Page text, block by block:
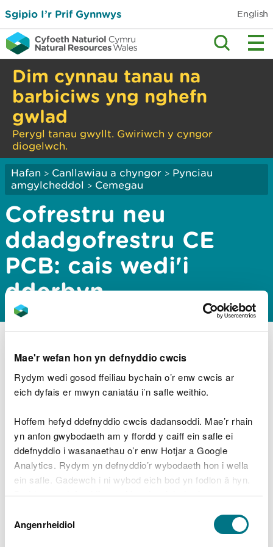
Mae'r wefan hon yn defnyddio cwcis
Rydym wedi gosod ffeiliau bychain o’r enw cwcis ar
eich dyfais er mwyn caniatáu i’n safle weithio.
Hoffem hefyd ddefnyddio cwcis dadansoddi. Mae’r rhain
yn anfon gwybodaeth am y ffordd y caiff ein safle ei
ddefnyddio i wasanaethau o’r enw Hotjar a Google
Analytics. Rydym yn defnyddio’r wybodaeth hon i wella
ein safle. Gadewch i ni wybod eich bod yn fodlon â hyn.
Byddwn yn defnyddio cwci i gadw eich dewis.
Gellirdarllen mwy am ein cwcis cyn i chi ddewis.
Caniatâd
Angenrheidiol
Sgipio I’r Prif Gynnwys English
Dim cynnau tanau na
barbiciws yng nghefn
gwlad
Perygl tanau gwyllt. Gwiriwch y cyngor
diogelwch.
Hafan > Canllawiau a chyngor > Pynciau
amgylcheddol > Cemegau
Cofrestru neu
ddadgofrestru CE
PCB: cais wedi'i
dderbyn
bost.
Byddwn yn cysylltu â chi os oes angen mwy o
Os oes angen i chi gysylltu â ni, e-bostiwch: PCB-
Registrations@cyfoethnaturiolcymru.gov.uk
Archwilio mwy
Yn yr adran hon hefyd